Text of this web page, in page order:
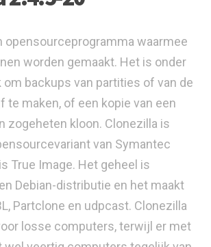
opensourceprogramma waarmee
worden gemaakt. Het is onder
backups van partities of van de
te maken, of een kopie van een
zogeheten kloon. Clonezilla is
van Symantec
True Image. Het geheel is
Debian-distributie en het maakt
Partclone en udpcast. Clonezilla
losse computers, terwijl er met